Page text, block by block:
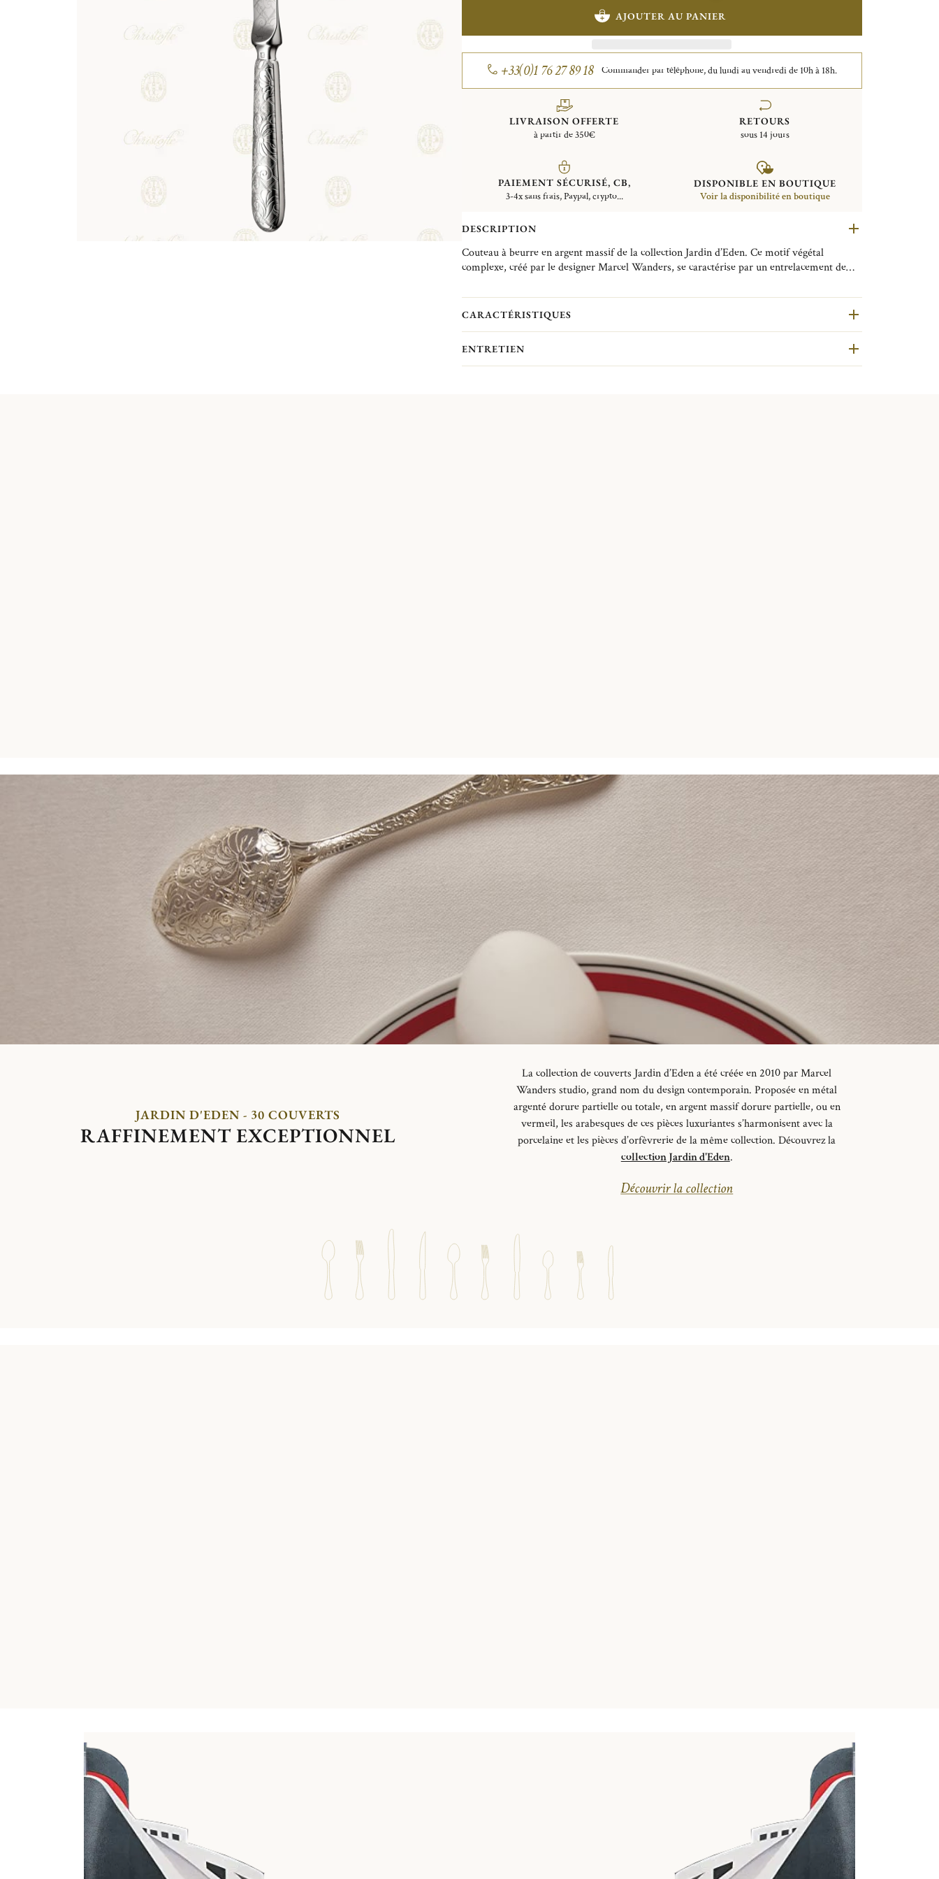
AJOUTER AU PANIER
+33(0)1 76 27 89 18 Commander par téléphone, du lundi au vendredi de 10h à 18h.
LIVRAISON OFFERTE
à partir de 350€
RETOURS
sous 14 jours
PAIEMENT SÉCURISÉ, CB,
3-4x sans frais, Paypal, crypto...
DISPONIBLE EN BOUTIQUE
Voir la disponibilité en boutique
DESCRIPTION
Couteau à beurre en argent massif de la collection Jardin d’Eden. Ce motif végétal
complexe, créé par le designer Marcel Wanders, se caractérise par un entrelacement de
CARACTÉRISTIQUES
ENTRETIEN
JARDIN D'EDEN - 30 COUVERTS
RAFFINEMENT EXCEPTIONNEL
La collection de couverts Jardin d’Eden a été créée en 2010 par Marcel
Wanders studio, grand nom du design contemporain.Proposée en métal
argenté dorure partielle ou totale, en argent massif dorure partielle, ou en
vermeil, les arabesques de ces pièces luxuriantes s’harmonisent avec la
porcelaine et les pièces d’orfèvrerie de la même collection. Découvrez la
collection Jardin d'Eden.
Découvrir la collection